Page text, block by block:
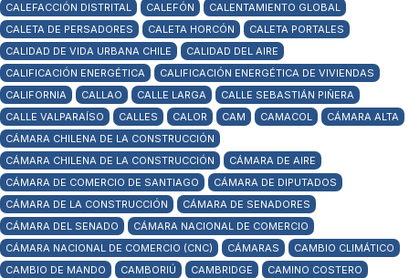
CALEFACCIÓN DISTRITAL
CALEFÓN
CALENTAMIENTO GLOBAL
CALETA DE PERSADORES
CALETA HORCÓN
CALETA PORTALES
CALIDAD DE VIDA URBANA CHILE
CALIDAD DEL AIRE
CALIFICACIÓN ENERGÉTICA
CALIFICACIÓN ENERGÉTICA DE VIVIENDAS
CALIFORNIA
CALLAO CALLE LARGA
CALLE SEBASTIÁN PIÑERA
CALLE VALPARAÍSO
CALLES CALOR CAM CAMACOL
CÁMARA ALTA
CÁMARA CHILENA DE LA CONSTRUCCIÓN
CÁMARA CHILENA DE LA CONSTRUCCIÓN
CÁMARA DE AIRE
CÁMARA DE COMERCIO DE SANTIAGO
CÁMARA DE DIPUTADOS
CÁMARA DE LA CONSTRUCCIÓN
CÁMARA DE SENADORES
CÁMARA DEL SENADO
CÁMARA NACIONAL DE COMERCIO
CÁMARA NACIONAL DE COMERCIO (CNC)
CÁMARAS
CAMBIO CLIMÁTICO
CAMBIO DE MANDO
CAMBORIÚ CAMBRIDGE
CAMINO COSTERO